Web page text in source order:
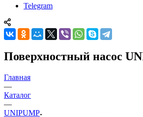
Telegram
Поверхностный насос
Главная
—
Каталог
—
UNIPUMP